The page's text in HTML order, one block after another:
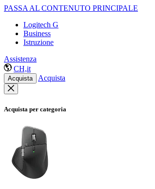
PASSA AL CONTENUTO PRINCIPALE
Logitech G
Business
Istruzione
Assistenza
CH,it
Acquista Acquista
Acquista per categoria